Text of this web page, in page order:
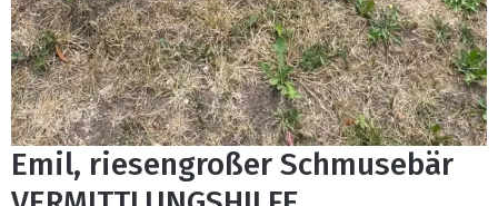
Emil, riesengroßer Schmusebär